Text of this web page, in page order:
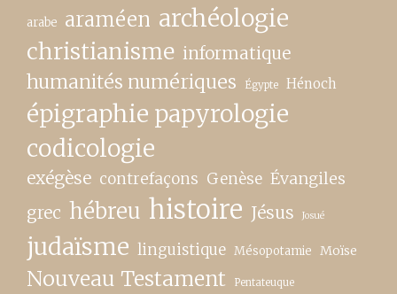
arabe araméen archéologie
christianisme informatique
humanités numériques Égypte Hénoch
épigraphie papyrologie
codicologie
exégèse contrefaçons Genèse Évangiles
grec hébreu histoire Jésus Josué
judaïsme linguistique Mésopotamie Moïse
Nouveau Testament Pentateuque